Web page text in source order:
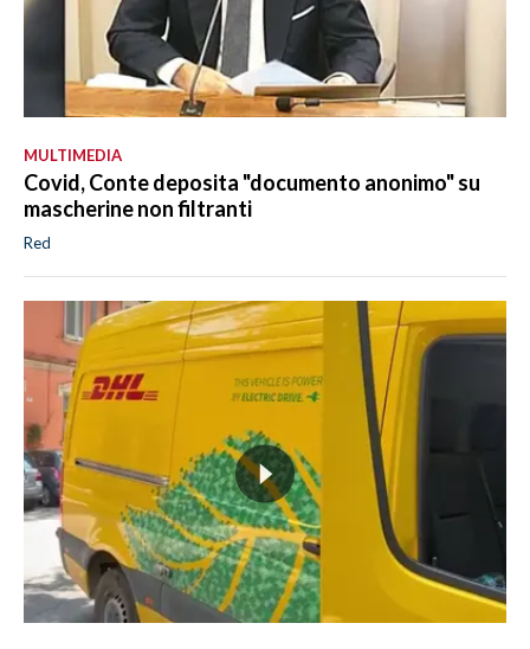
MULTIMEDIA
Covid, Conte deposita "documento anonimo" su
mascherine non filtranti
Red